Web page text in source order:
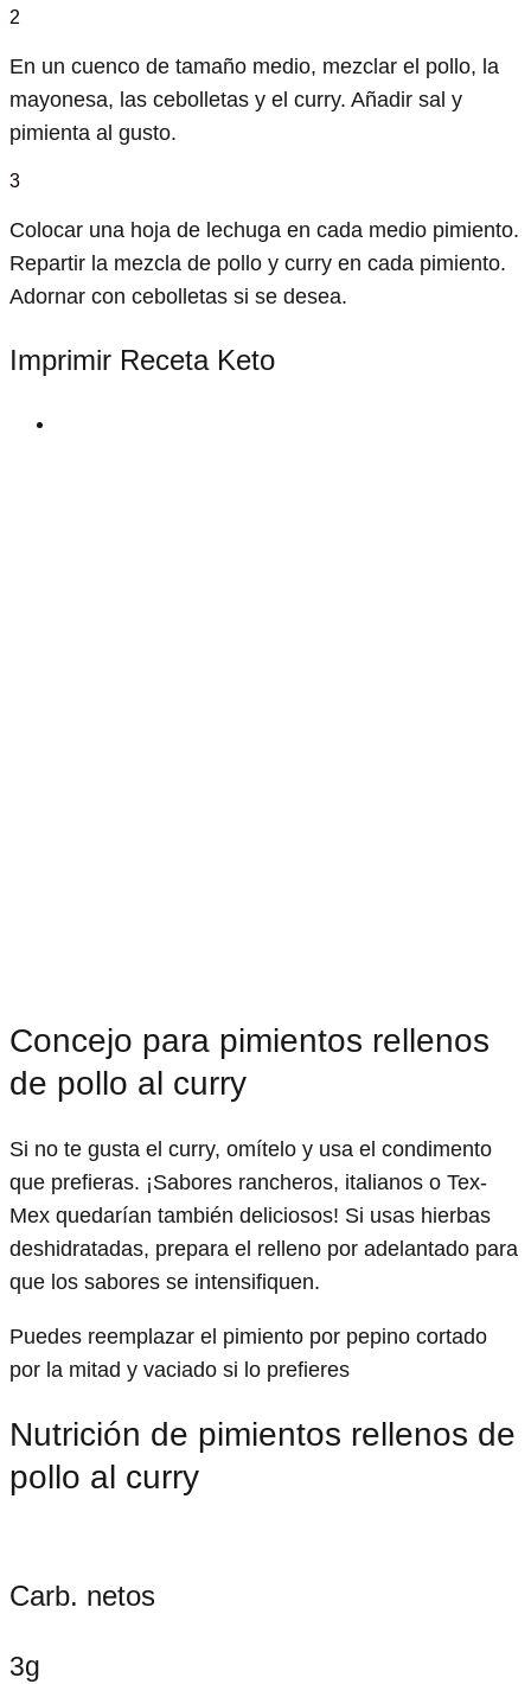
2
En un cuenco de tamaño medio, mezclar el pollo, la
mayonesa, las cebolletas y el curry. Añadir sal y
pimienta al gusto.
3
Colocar una hoja de lechuga en cada medio pimiento.
Repartir la mezcla de pollo y curry en cada pimiento.
Adornar con cebolletas si se desea.
Imprimir Receta Keto
Concejo para pimientos rellenos
de pollo al curry
Si no te gusta el curry, omítelo y usa el condimento
que prefieras. ¡Sabores rancheros, italianos o Tex-
Mex quedarían también deliciosos! Si usas hierbas
deshidratadas, prepara el relleno por adelantado para
que los sabores se intensifiquen.
Puedes reemplazar el pimiento por pepino cortado
por la mitad y vaciado si lo prefieres
Nutrición de pimientos rellenos de
pollo al curry
Carb. netos
3g